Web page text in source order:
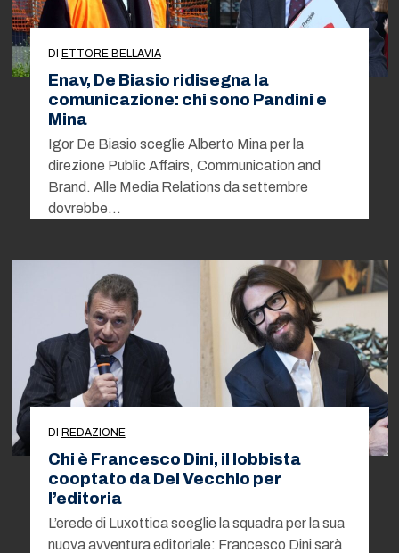
DI ETTORE BELLAVIA
Enav, De Biasio ridisegna la
comunicazione: chi sono Pandini e
Mina
Igor De Biasio sceglie Alberto Mina per la
direzione Public Affairs, Communication and
Brand. Alle Media Relations da settembre
dovrebbe…
DI REDAZIONE
Chi è Francesco Dini, il lobbista
cooptato da Del Vecchio per
l’editoria
L’erede di Luxottica sceglie la squadra per la sua
nuova avventura editoriale: Francesco Dini sarà